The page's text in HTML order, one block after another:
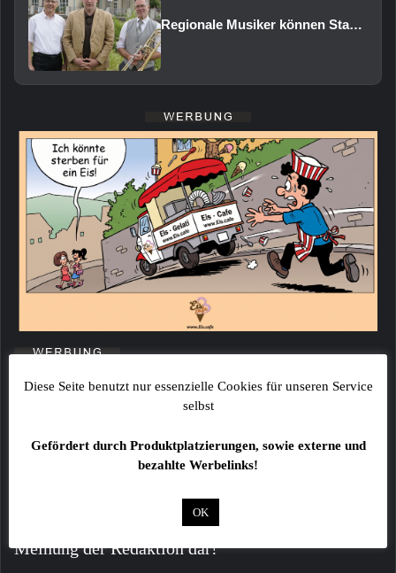
Regionale Musiker können Staatsbad Philharmonie im Februar 2027 vertreten
Alle Angaben ohne Gewähr!
Fotos sind ggf. beispielhafte Symbolbilder!
Kommentare von Lesern stellen keinesfalls die
Meinung der Redaktion dar!
Diese Seite benutzt nur essenzielle Cookies für unseren Service
selbst
Gefördert durch Produktplatzierungen, sowie externe und
bezahlte Werbelinks!
OK